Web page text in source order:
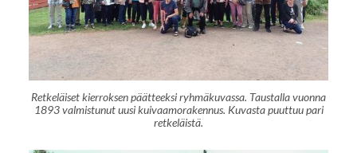
Retkeläiset kierroksen päätteeksi ryhmäkuvassa. Taustalla vuonna
1893 valmistunut uusi kuivaamorakennus. Kuvasta puuttuu pari
retkeläistä.